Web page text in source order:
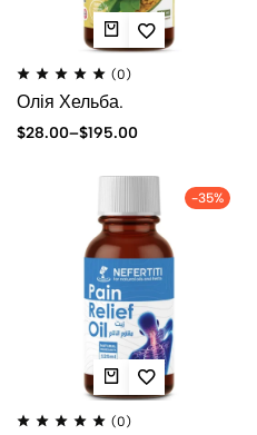
(0)
Олія Хельба.
$28.00–$195.00
-35%
(0)